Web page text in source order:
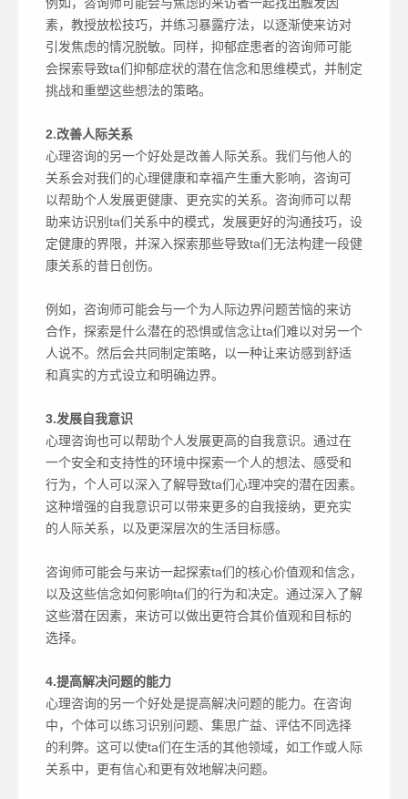
素，教授放松技巧，并练习暴露疗法，以逐渐使来访对
引发焦虑的情况脱敏。同样，抑郁症患者的咨询师可能
会探索导致ta们抑郁症状的潜在信念和思维模式，并制定
挑战和重塑这些想法的策略。
2.改善人际关系
心理咨询的另一个好处是改善人际关系。我们与他人的
关系会对我们的心理健康和幸福产生重大影响，咨询可
以帮助个人发展更健康、更充实的关系。咨询师可以帮
助来访识别ta们关系中的模式，发展更好的沟通技巧，设
定健康的界限，并深入探索那些导致ta们无法构建一段健
康关系的昔日创伤。
例如，咨询师可能会与一个为人际边界问题苦恼的来访
合作，探索是什么潜在的恐惧或信念让ta们难以对另一个
人说不。然后会共同制定策略，以一种让来访感到舒适
和真实的方式设立和明确边界。
3.发展自我意识
心理咨询也可以帮助个人发展更高的自我意识。通过在
一个安全和支持性的环境中探索一个人的想法、感受和
行为，个人可以深入了解导致ta们心理冲突的潜在因素。
这种增强的自我意识可以带来更多的自我接纳，更充实
的人际关系，以及更深层次的生活目标感。
咨询师可能会与来访一起探索ta们的核心价值观和信念，
以及这些信念如何影响ta们的行为和决定。通过深入了解
这些潜在因素，来访可以做出更符合其价值观和目标的
选择。
4.提高解决问题的能力
心理咨询的另一个好处是提高解决问题的能力。在咨询
中，个体可以练习识别问题、集思广益、评估不同选择
的利弊。这可以使ta们在生活的其他领域，如工作或人际
关系中，更有信心和更有效地解决问题。